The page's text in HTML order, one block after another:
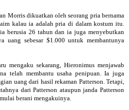
Morris dikuatkan oleh seorang pria bernama
kalau ia adalah pria di dalam kostum itu.
berusia 26 tahun dan ia juga menyebutkan
uang sebesar $1.000 untuk membantunya
mengaku sekarang, Hieronimus menjawab
telah membantu usaha penipuan. Ia juga
uang dari hasil rekaman Patterson. Tetapi,
dari Patterson ataupun janda Patterson
berani mengakuinya.